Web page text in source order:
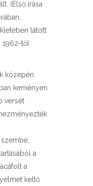
(Első írása
látott
től
közepén
keményen
versét
a
a
keltő